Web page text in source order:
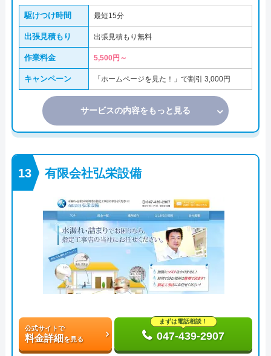
駆けつけ時間 最短15分
出張見積もり 出張見積もり無料
作業料金 5,500円～
キャンペーン 「ホームページを見た！」で割引 3,000円
サービスの内容をもっと見る
有限会社弘栄設備
公式サイトで
料金詳細を見る
まずは電話相談！
047-439-2907